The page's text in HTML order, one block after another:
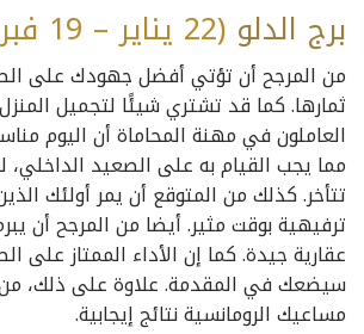
برج الدلو (22 يناير – 19 فبراير)
من المرجح أن تؤتي أفضل جهودك على
ثمارها. كما قد تشتري شيئًا لتجميل
العاملون في مهنة المحاماة أن اليوم
مما يجب القيام به على الصعيد الداخلي،
تتأخر. كذلك من المتوقع أن يمر أولئك
ترفيهية بوقت مثير. أيضا من المرجح أن
عقارية جيدة. كما إن الأداء الممتاز على
سيضعك في المقدمة. علاوة على ذلك،
مساعيك الرومانسية نتائج إيجابية.